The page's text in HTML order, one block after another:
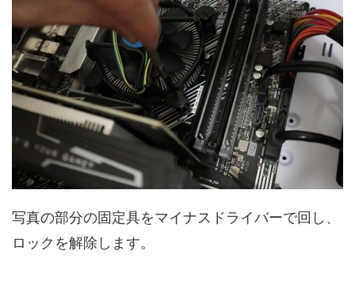
写真の部分の固定具をマイナスドライバーで回し、
ロックを解除します。